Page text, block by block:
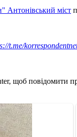
Антонівський міст
t.me/
щоб повідомити